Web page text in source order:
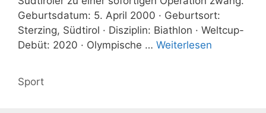
Geburtsdatum: 5. April 2000 · Geburtsort:
Sterzing, Südtirol · Disziplin: Biathlon · Weltcup-
Debüt: 2020 · Olympische … Weiterlesen
Kategorien
Sport